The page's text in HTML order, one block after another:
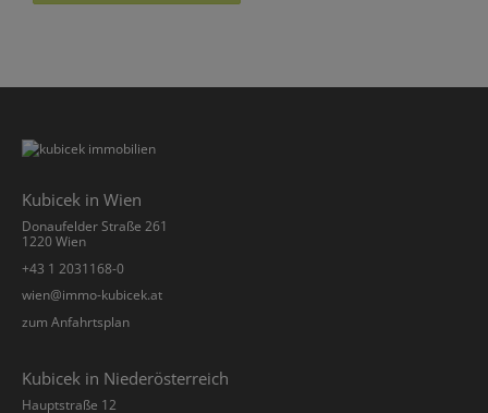
Kubicek in Wien
Donaufelder Straße 261
1220 Wien
+43 1 2031168-0
­wien@immo-kubicek.at
zum Anfahrtsplan
Kubicek in Niederösterreich
Hauptstraße 12